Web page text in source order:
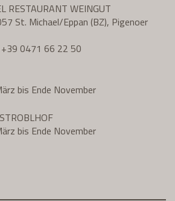
RESTAURANT WEINGUT
St. Michael/Eppan (BZ), Pigenoer
+39 0471 66 22 50
bis Ende November
bis Ende November